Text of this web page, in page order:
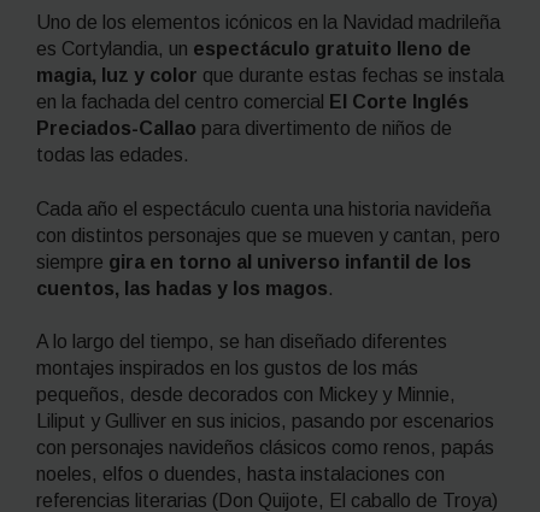
Uno de los elementos icónicos en la Navidad madrileña
es Cortylandia, un espectáculo gratuito lleno de
magia, luz y color que durante estas fechas se instala
en la fachada del centro comercial
El Corte Inglés
Preciados-Callao para divertimento de niños de
todas las edades.
Cada año el espectáculo cuenta una historia navideña
con distintos personajes que se mueven y cantan, pero
siempre gira en torno al universo infantil de los
cuentos, las hadas y los magos.
A lo largo del tiempo, se han diseñado diferentes
montajes inspirados en los gustos de los más
pequeños, desde decorados con Mickey y Minnie,
Liliput y Gulliver en sus inicios, pasando por escenarios
con personajes navideños clásicos como renos, papás
noeles, elfos o duendes, hasta instalaciones con
referencias literarias (Don Quijote, El caballo de Troya)